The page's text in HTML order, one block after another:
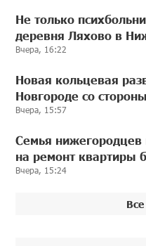
Не только
деревня Ляхово в
Вчера, 16:22
Новая кольцевая
Новгороде со
Вчера, 15:57
Семья
на ремонт квартиры
Вчера, 15:24